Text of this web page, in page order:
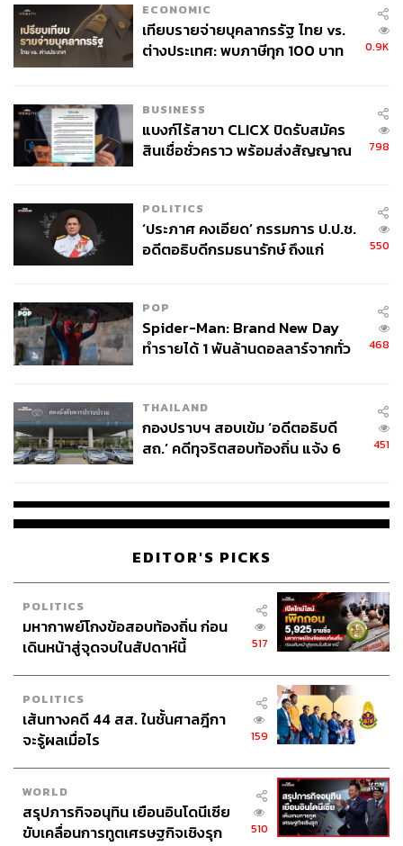
ECONOMIC
เทียบรายจ่ายบุคลากรรัฐ ไทย vs.
ต่างประเทศ: พบภาษีทุก 100 บาท
0.9K
BUSINESS
แบงก์ไร้สาขา CLICX ปิดรับสมัคร
สินเชื่อชั่วคราว พร้อมส่งสัญญาณ
798
POLITICS
‘ประภาศ คงเอียด’ กรรมการ ป.ป.ช.
อดีตอธิบดีกรมธนารักษ์ ถึงแก่
550
POP
Spider-Man: Brand New Day
ทำรายได้ 1 พันล้านดอลลาร์จากทั่ว
468
THAILAND
กองปราบฯ สอบเข้ม ‘อดีตอธิบดี
สถ.’ คดีทุจริตสอบท้องถิ่น แจ้ง 6
451
EDITOR'S PICKS
POLITICS
มหากาพย์โกงข้อสอบท้องถิ่น ก่อน
เดินหน้าสู่จุดจบในสัปดาห์นี้
517
POLITICS
เส้นทางคดี 44 สส. ในชั้นศาลฎีกา
จะรู้ผลเมื่อไร
159
WORLD
สรุปภารกิจอนุทิน เยือนอินโดนีเซีย
ขับเคลื่อนการทูตเศรษฐกิจเชิงรุก
510